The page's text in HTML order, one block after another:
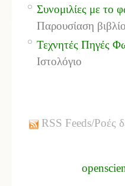
Συνομιλίες με το
Παρουσίαση
Τεχνητές Πηγές
Ιστολόγιο
RSS Feeds/Ροές